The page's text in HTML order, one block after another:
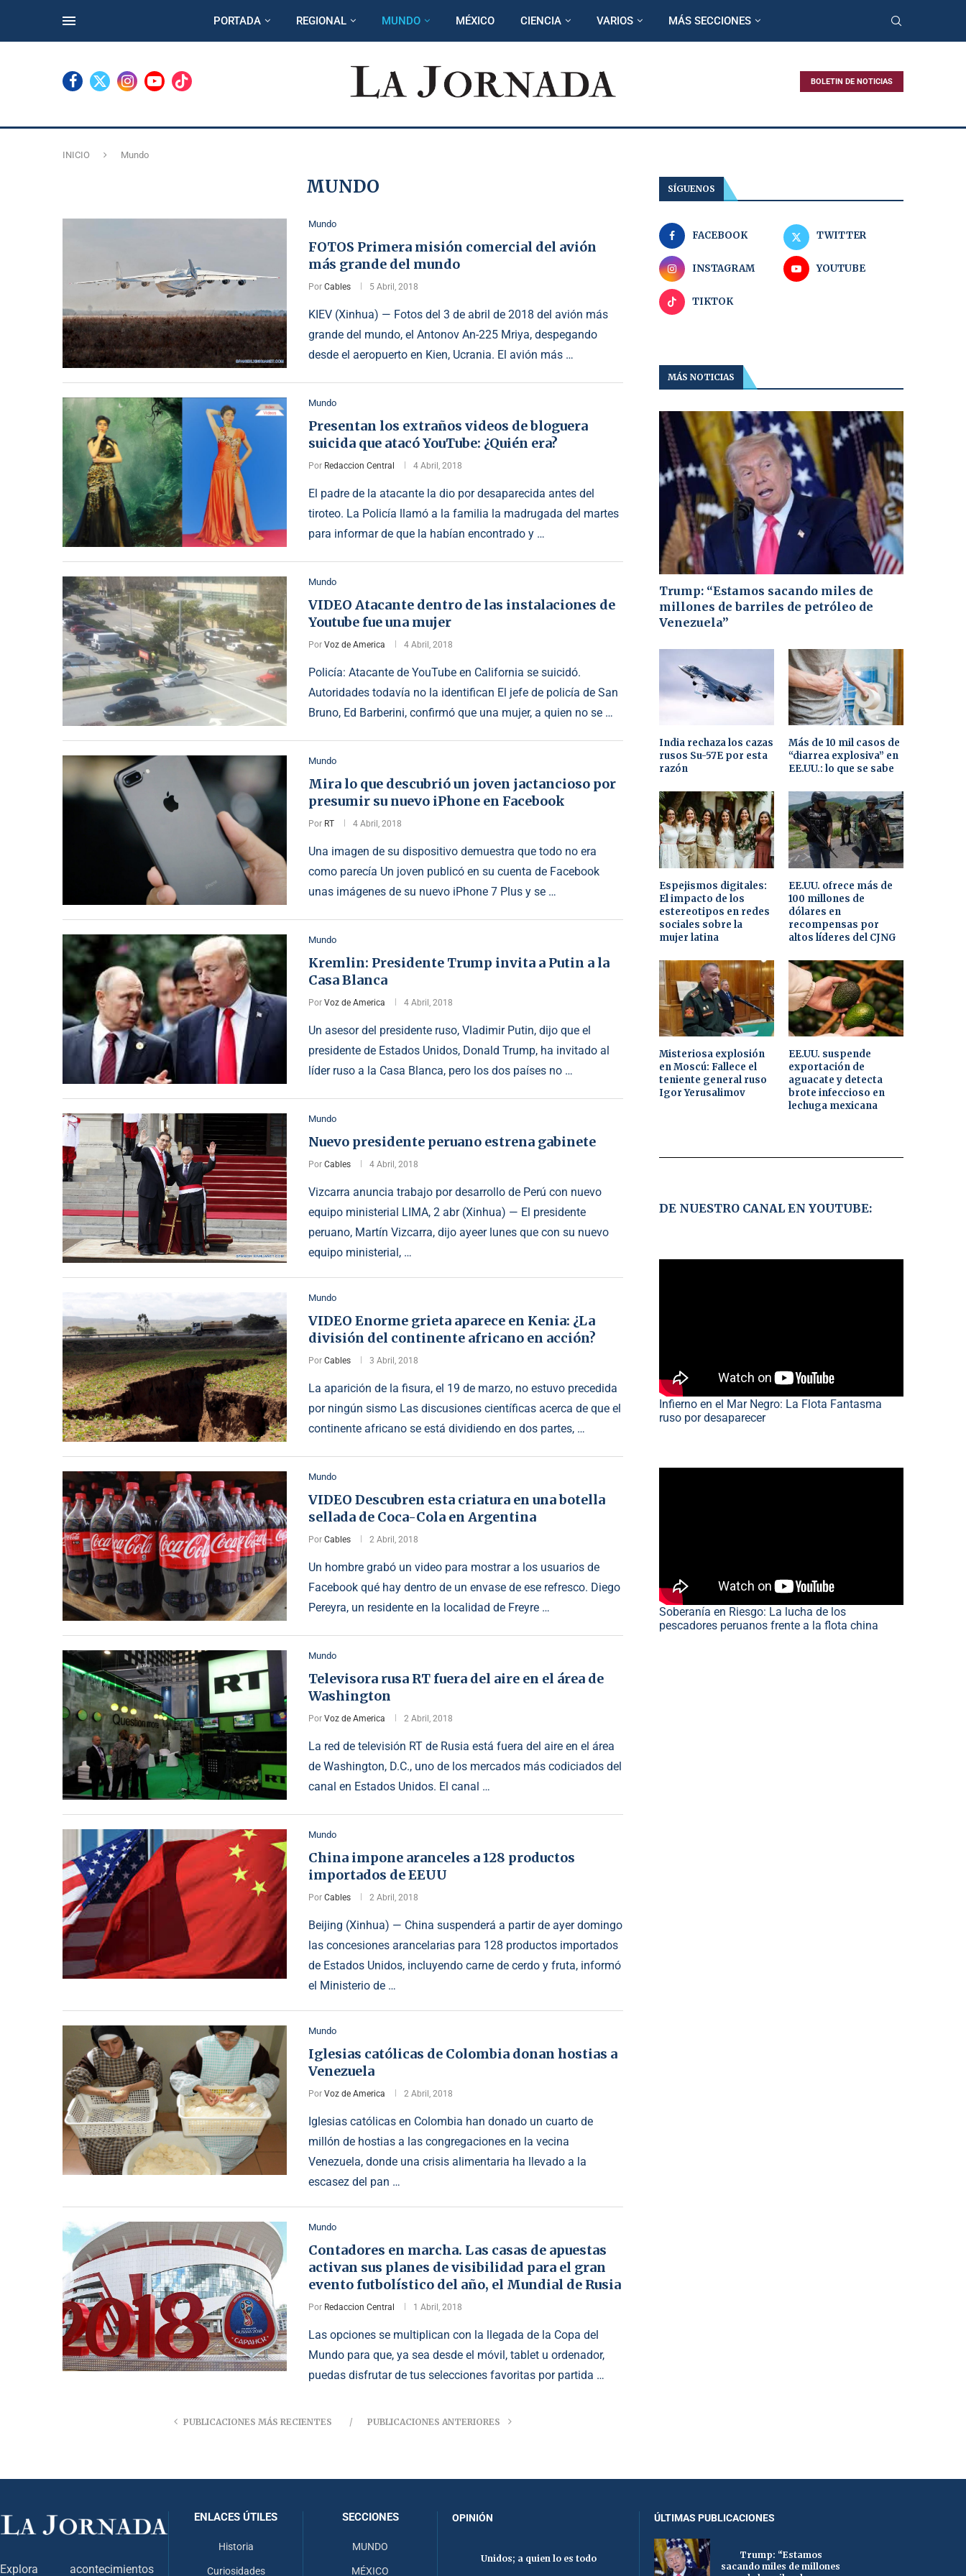
PORTADA REGIONAL MUNDO MÉXICO CIENCIA VARIOS MÁS SECCIONES
BOLETIN DE NOTICIAS
INICIO Mundo
MUNDO
Mundo
FOTOS Primera misión comercial del avión
más grande del mundo
Por Cables 5 Abril, 2018
KIEV (Xinhua) — Fotos del 3 de abril de 2018 del avión más
grande del mundo, el Antonov An-225 Mriya, despegando
desde el aeropuerto en Kien, Ucrania. El avión más …
Mundo
Presentan los extraños videos de bloguera
suicida que atacó YouTube: ¿Quién era?
Por Redaccion Central 4 Abril, 2018
El padre de la atacante la dio por desaparecida antes del
tiroteo. La Policía llamó a la familia la madrugada del martes
para informar de que la habían encontrado y …
Mundo
VIDEO Atacante dentro de las instalaciones de
Youtube fue una mujer
Por Voz de America 4 Abril, 2018
Policía: Atacante de YouTube en California se suicidó.
Autoridades todavía no la identifican El jefe de policía de San
Bruno, Ed Barberini, confirmó que una mujer, a quien no se …
Mundo
Mira lo que descubrió un joven jactancioso por
presumir su nuevo iPhone en Facebook
Por RT 4 Abril, 2018
Una imagen de su dispositivo demuestra que todo no era
como parecía Un joven publicó en su cuenta de Facebook
unas imágenes de su nuevo iPhone 7 Plus y se …
Mundo
Kremlin: Presidente Trump invita a Putin a la
Casa Blanca
Por Voz de America 4 Abril, 2018
Un asesor del presidente ruso, Vladimir Putin, dijo que el
presidente de Estados Unidos, Donald Trump, ha invitado al
líder ruso a la Casa Blanca, pero los dos países no …
Mundo
Nuevo presidente peruano estrena gabinete
Por Cables 4 Abril, 2018
Vizcarra anuncia trabajo por desarrollo de Perú con nuevo
equipo ministerial LIMA, 2 abr (Xinhua) — El presidente
peruano, Martín Vizcarra, dijo ayeer lunes que con su nuevo
equipo ministerial, …
Mundo
VIDEO Enorme grieta aparece en Kenia: ¿La
división del continente africano en acción?
Por Cables 3 Abril, 2018
La aparición de la fisura, el 19 de marzo, no estuvo precedida
por ningún sismo Las discusiones científicas acerca de que el
continente africano se está dividiendo en dos partes, …
Mundo
VIDEO Descubren esta criatura en una botella
sellada de Coca-Cola en Argentina
Por Cables 2 Abril, 2018
Un hombre grabó un video para mostrar a los usuarios de
Facebook qué hay dentro de un envase de ese refresco. Diego
Pereyra, un residente en la localidad de Freyre …
Mundo
Televisora rusa RT fuera del aire en el área de
Washington
Por Voz de America 2 Abril, 2018
La red de televisión RT de Rusia está fuera del aire en el área
de Washington, D.C., uno de los mercados más codiciados del
canal en Estados Unidos. El canal …
Mundo
China impone aranceles a 128 productos
importados de EEUU
Por Cables 2 Abril, 2018
Beijing (Xinhua) — China suspenderá a partir de ayer domingo
las concesiones arancelarias para 128 productos importados
de Estados Unidos, incluyendo carne de cerdo y fruta, informó
el Ministerio de …
Mundo
Iglesias católicas de Colombia donan hostias a
Venezuela
Por Voz de America 2 Abril, 2018
Iglesias católicas en Colombia han donado un cuarto de
millón de hostias a las congregaciones en la vecina
Venezuela, donde una crisis alimentaria ha llevado a la
escasez del pan …
Mundo
Contadores en marcha. Las casas de apuestas
activan sus planes de visibilidad para el gran
evento futbolístico del año, el Mundial de Rusia
Por Redaccion Central 1 Abril, 2018
Las opciones se multiplican con la llegada de la Copa del
Mundo para que, ya sea desde el móvil, tablet u ordenador,
puedas disfrutar de tus selecciones favoritas por partida …
PUBLICACIONES MÁS RECIENTES PUBLICACIONES ANTERIORES
SÍGUENOS
FACEBOOK TWITTER
INSTAGRAM YOUTUBE
TIKTOK
MÁS NOTICIAS
Trump: “Estamos sacando miles de
millones de barriles de petróleo de
Venezuela”
India rechaza los cazas
rusos Su-57E por esta
razón
Más de 10 mil casos de
“diarrea explosiva” en
EE.UU.: lo que se sabe
Espejismos digitales:
El impacto de los
estereotipos en redes
sociales sobre la
mujer latina
EE.UU. ofrece más de
100 millones de
dólares en
recompensas por
altos líderes del CJNG
Misteriosa explosión
en Moscú: Fallece el
teniente general ruso
Igor Yerusalimov
EE.UU. suspende
exportación de
aguacate y detecta
brote infeccioso en
lechuga mexicana
DE NUESTRO CANAL EN YOUTUBE:
Infierno en el Mar Negro: La Flota Fantasma
ruso por desaparecer
Soberanía en Riesgo: La lucha de los
pescadores peruanos frente a la flota china
Explora acontecimientos
ENLACES ÚTILES
Historia
Curiosidades
SECCIONES
MUNDO
MÉXICO
OPINIÓN
Unidos; a quien lo es todo
ÚLTIMAS PUBLICACIONES
Trump: “Estamos
sacando miles de millones